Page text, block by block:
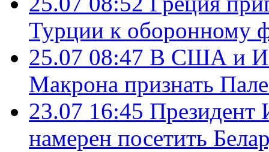
Турции к оборонному
25.07 08:47 В США и
Макрона признать
23.07 16:45 Президент
намерен посетить